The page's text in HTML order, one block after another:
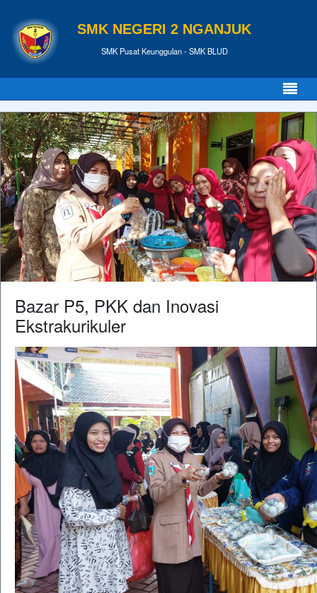
SMK NEGERI 2 NGANJUK
SMK Pusat Keunggulan - SMK BLUD
Bazar P5, PKK dan Inovasi
Ekstrakurikuler